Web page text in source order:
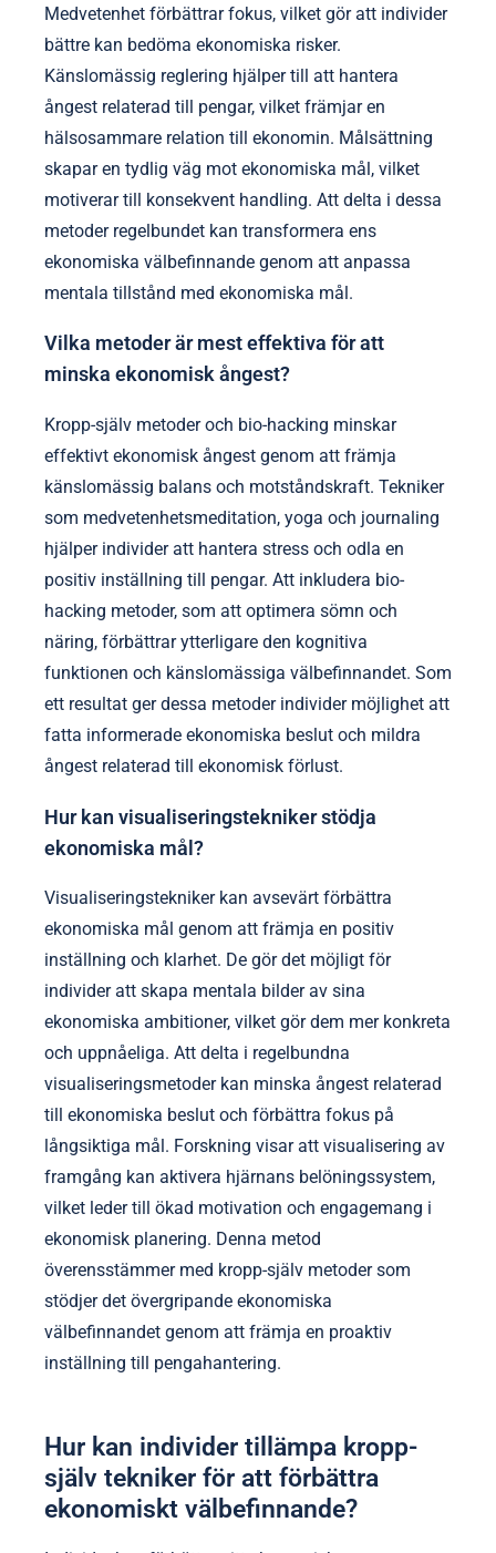
Medvetenhet förbättrar fokus, vilket gör att individer
bättre kan bedöma ekonomiska risker.
Känslomässig reglering hjälper till att hantera
ångest relaterad till pengar, vilket främjar en
hälsosammare relation till ekonomin. Målsättning
skapar en tydlig väg mot ekonomiska mål, vilket
motiverar till konsekvent handling. Att delta i dessa
metoder regelbundet kan transformera ens
ekonomiska välbefinnande genom att anpassa
mentala tillstånd med ekonomiska mål.
Vilka metoder är mest effektiva för att
minska ekonomisk ångest?
Kropp-själv metoder och bio-hacking minskar
effektivt ekonomisk ångest genom att främja
känslomässig balans och motståndskraft. Tekniker
som medvetenhetsmeditation, yoga och journaling
hjälper individer att hantera stress och odla en
positiv inställning till pengar. Att inkludera bio-
hacking metoder, som att optimera sömn och
näring, förbättrar ytterligare den kognitiva
funktionen och känslomässiga välbefinnandet. Som
ett resultat ger dessa metoder individer möjlighet att
fatta informerade ekonomiska beslut och mildra
ångest relaterad till ekonomisk förlust.
Hur kan visualiseringstekniker stödja
ekonomiska mål?
Visualiseringstekniker kan avsevärt förbättra
ekonomiska mål genom att främja en positiv
inställning och klarhet. De gör det möjligt för
individer att skapa mentala bilder av sina
ekonomiska ambitioner, vilket gör dem mer konkreta
och uppnåeliga. Att delta i regelbundna
visualiseringsmetoder kan minska ångest relaterad
till ekonomiska beslut och förbättra fokus på
långsiktiga mål. Forskning visar att visualisering av
framgång kan aktivera hjärnans belöningssystem,
vilket leder till ökad motivation och engagemang i
ekonomisk planering. Denna metod
överensstämmer med kropp-själv metoder som
stödjer det övergripande ekonomiska
välbefinnandet genom att främja en proaktiv
inställning till pengahantering.